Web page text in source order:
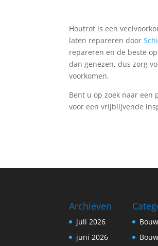
Houtrot is een
laten repareren door
repareren en de beste
dan genezen, dus zorg
voorkomen.
Bent u op zoek naar een
voor een vrijblijvende
Archieven
juli 2026
juni 2026
Bouw